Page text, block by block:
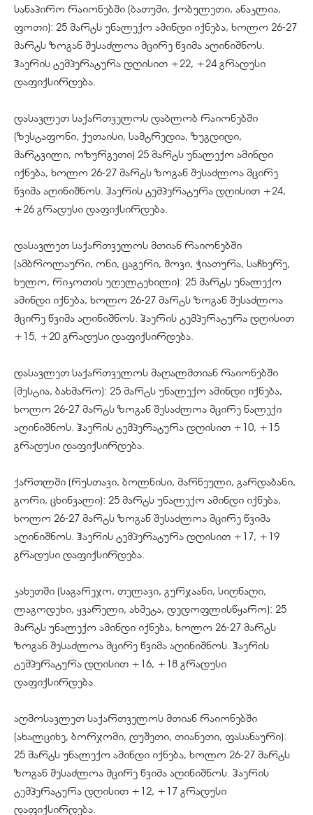
სანაპირო რაიონებში (ბათუმი, ქობულეთი, ანაკლია,
ფოთი): 25 მარტს უნალექო ამინდი იქნება, ხოლო 26-27
მარტს ზოგან შესაძლოა მცირე წვიმა აღინიშნოს.
ჰაერის ტემპერატურა დღისით +22, +24 გრადუსი
დაფიქსირდება.
დასავლეთ საქართველოს დაბლობ რაიონებში
(ზესტაფონი, ქუთაისი, სამტრედია, ზუგდიდი,
მარტვილი, ოზურგეთი) 25 მარტს უნალექო ამინდი
იქნება, ხოლო 26-27 მარტს ზოგან შესაძლოა მცირე
წვიმა აღინიშნოს. ჰაერის ტემპერატურა დღისით +24,
+26 გრადუსი დაფიქსირდება.
დასავლეთ საქართველოს მთიან რაიონებში
(ამბროლაური, ონი, ცაგერი, შოვი, ჭიათურა, საჩხერე,
ხულო, რიკოთის უღელტეხილი): 25 მარტს უნალექო
ამინდი იქნება, ხოლო 26-27 მარტს ზოგან შესაძლოა
მცირე წვიმა აღინიშნოს. ჰაერის ტემპერატურა დღისით
+15, +20 გრადუსი დაფიქსირდება.
დასავლეთ საქართველოს მაღალმთიან რაიონებში
(მესტია, ბახმარო): 25 მარტს უნალექო ამინდი იქნება,
ხოლო 26-27 მარტს ზოგან შესაძლოა მცირე ნალექი
აღინიშნოს. ჰაერის ტემპერატურა დღისით +10, +15
გრადუსი დაფიქსირდება.
ქართლში (რუსთავი, ბოლნისი, მარნეული, გარდაბანი,
გორი, ცხინვალი): 25 მარტს უნალექო ამინდი იქნება,
ხოლო 26-27 მარტს ზოგან შესაძლოა მცირე წვიმა
აღინიშნოს. ჰაერის ტემპერატურა დღისით +17, +19
გრადუსი დაფიქსირდება.
კახეთში (საგარეჯო, თელავი, გურჯაანი, სიღნაღი,
ლაგოდეხი, ყვარელი, ახმეტა, დედოფლისწყარო): 25
მარტს უნალექო ამინდი იქნება, ხოლო 26-27 მარტს
ზოგან შესაძლოა მცირე წვიმა აღინიშნოს. ჰაერის
ტემპერატურა დღისით +16, +18 გრადუსი
დაფიქსირდება.
აღმოსავლეთ საქართველოს მთიან რაიონებში
(ახალციხე, ბორჯომი, დუშეთი, თიანეთი, ფასანაური):
25 მარტს უნალექო ამინდი იქნება, ხოლო 26-27 მარტს
ზოგან შესაძლოა მცირე წვიმა აღინიშნოს. ჰაერის
ტემპერატურა დღისით +12, +17 გრადუსი
დაფიქსირდება.